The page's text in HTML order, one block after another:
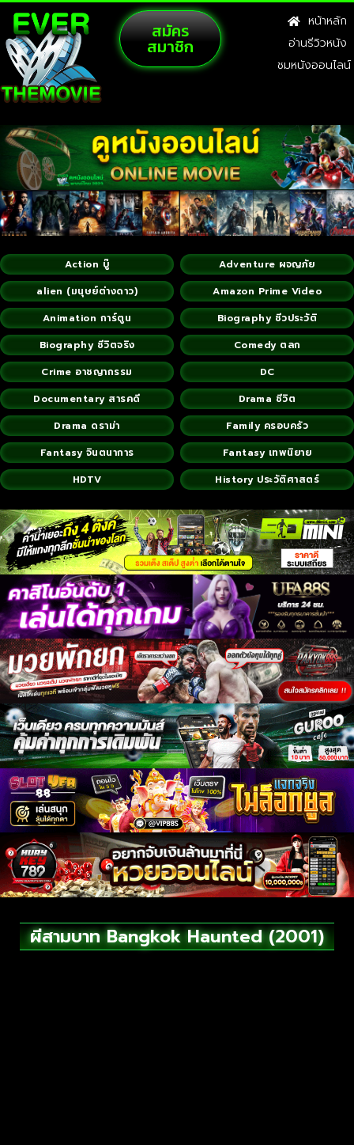
สมัคร
สมาชิก
หน้าหลัก
อ่านรีวิวหนัง
ชมหนังออนไลน์
Action บู๊
Adventure ผจญภัย
alien (มนุษย์ต่างดาว)
Amazon Prime Video
Animation การ์ตูน
Biography ชีวประวัติ
Biography ชีวิตจริง
Comedy ตลก
Crime อาชญากรรม
DC
Documentary สารคดี
Drama ชีวิต
Drama ดราม่า
Family ครอบครัว
Fantasy จินตนาการ
Fantasy เทพนิยาย
HDTV
History ประวัติศาสตร์
ผีสามบาท Bangkok Haunted (2001)